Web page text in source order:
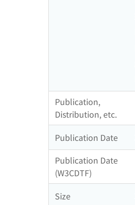
Publication,
Distribution, etc.
Publication Date
Publication Date
(W3CDTF)
Size